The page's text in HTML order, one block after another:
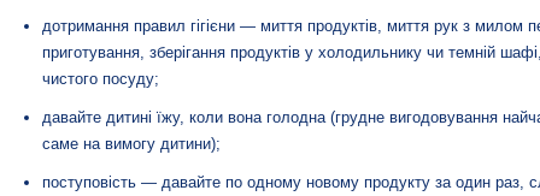
дотримання правил гігієни — миття продуктів, миття рук з милом
приготування, зберігання продуктів у холодильнику чи темній
чистого посуду;
давайте дитині їжу, коли вона голодна (грудне вигодовування
саме на вимогу дитини);
поступовість — давайте по одному новому продукту за один раз,